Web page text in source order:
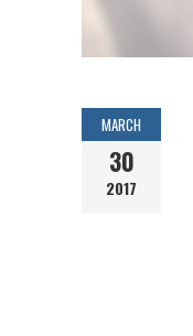
MARCH
30
2017